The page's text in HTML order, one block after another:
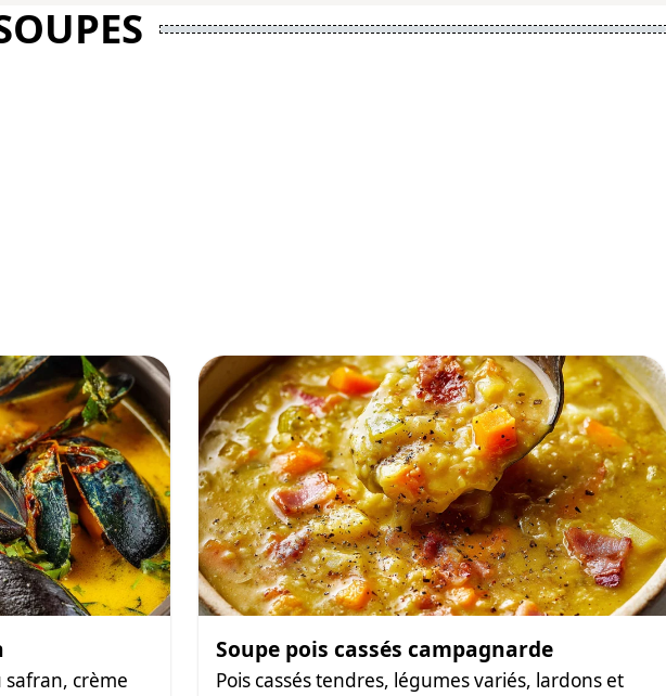
crème
Soupe pois cassés campagnarde
Pois cassés tendres, légumes variés, lardons et